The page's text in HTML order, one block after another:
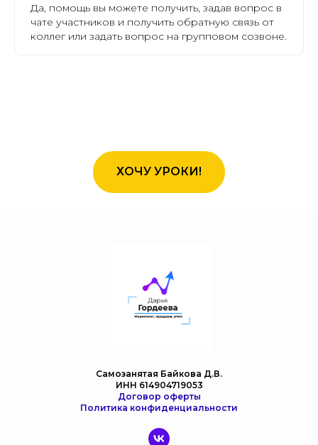
Да, помощь вы можете получить, задав вопрос в
чате участников и получить обратную связь от
коллег или задать вопрос на групповом созвоне.
ХОЧУ УРОКИ!
Самозанятая Байкова Д.В.
ИНН 614904719053
Договор оферты
Политика конфиденциальности